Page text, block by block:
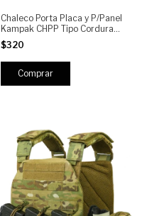
Chaleco Porta Placa y P/Panel
Kampak CHPP Tipo Cordura
Semi Repelente
$320